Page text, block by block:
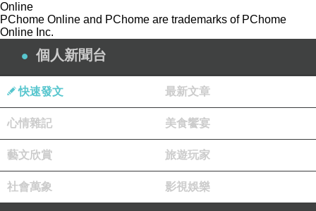
Online
PChome Online and PChome are trademarks of PChome
Online Inc.
個人新聞台
快速發文 最新文章
心情雜記 美食饗宴
藝文欣賞 旅遊玩家
社會萬象 影視娛樂